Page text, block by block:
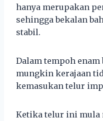
hanya merupakan
sehingga bekalan
stabil.
Dalam tempoh enam
mungkin kerajaan
kemasukan telur
Ketika telur ini mula